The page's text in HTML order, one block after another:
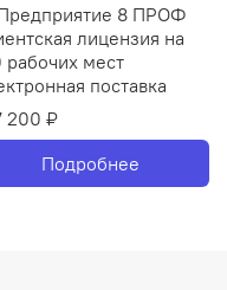
8 ПРОФ
лицензия на
рабочих мест
поставка
200 ₽
Подробнее